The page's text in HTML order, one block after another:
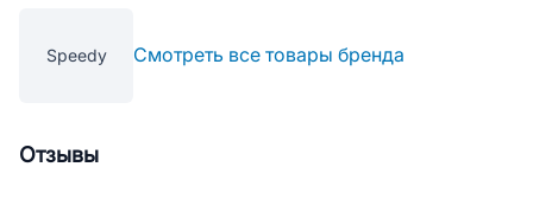
Speedy Смотреть все товары бренда
Отзывы